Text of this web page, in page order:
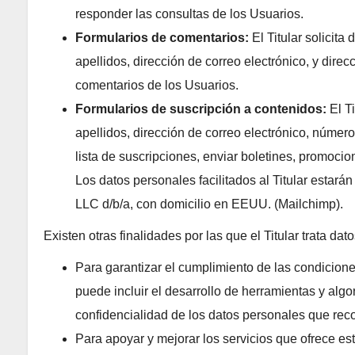
responder las consultas de los Usuarios.
Formularios de comentarios: El Titular solicita
apellidos, dirección de correo electrónico, y
comentarios de los Usuarios.
Formularios de suscripción a contenidos: El
apellidos, dirección de correo electrónico,
lista de suscripciones, enviar boletines,
Los datos personales facilitados al Titular
LLC d/b/a, con domicilio en EEUU. (Mailchimp).
Existen otras finalidades por las que el Titular trata
Para garantizar el cumplimiento de las
puede incluir el desarrollo de herramientas y
confidencialidad de los datos personales que
Para apoyar y mejorar los servicios que ofrece